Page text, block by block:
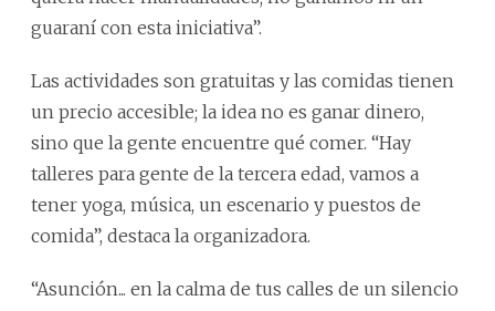
guaraní con esta iniciativa”.
Las actividades son gratuitas y las comidas tienen
un precio accesible; la idea no es ganar dinero,
sino que la gente encuentre qué comer. “Hay
talleres para gente de la tercera edad, vamos a
tener yoga, música, un escenario y puestos de
comida”, destaca la organizadora.
“Asunción... en la calma de tus calles de un silencio